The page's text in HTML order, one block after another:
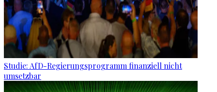
Studie: AfD-Regierungsprogramm finanziell nicht
umsetzbar